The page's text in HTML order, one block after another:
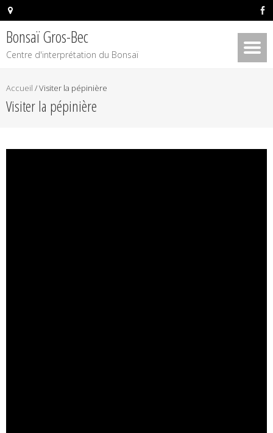
Bonsaï Gros-Bec
Centre d'interprétation du Bonsaï
Accueil /Visiter la pépinière
Visiter la pépinière